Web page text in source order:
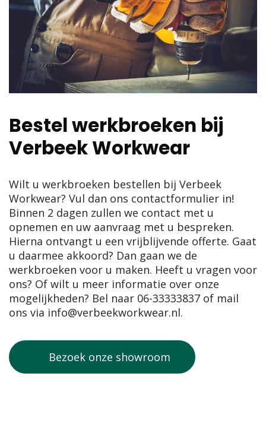
Bestel werkbroeken bij
Verbeek Workwear
Wilt u werkbroeken bestellen bij Verbeek
Workwear? Vul dan ons contactformulier in!
Binnen 2 dagen zullen we contact met u
opnemen en uw aanvraag met u bespreken.
Hierna ontvangt u een vrijblijvende offerte. Gaat
u daarmee akkoord? Dan gaan we de
werkbroeken voor u maken. Heeft u vragen voor
ons? Of wilt u meer informatie over onze
mogelijkheden? Bel naar 06-33333837 of mail
ons via info@verbeekworkwear.nl.
Bezoek onze showroom